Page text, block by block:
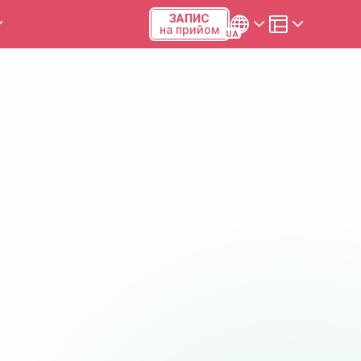
ЗАПИС
на прийом